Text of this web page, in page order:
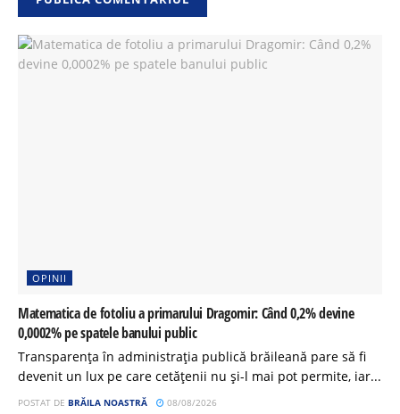
OPINII
Matematica de fotoliu a primarului Dragomir: Când 0,2% devine
0,0002% pe spatele banului public
Transparența în administrația publică brăileană pare să fi
devenit un lux pe care cetățenii nu și-l mai pot permite, iar...
POSTAT DE BRĂILA NOASTRĂ 08/08/2026